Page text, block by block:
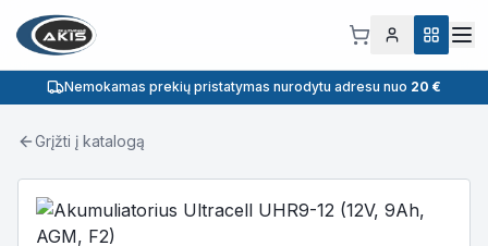
Nemokamas prekių pristatymas nurodytu adresu nuo 20 €
Grįžti į katalogą